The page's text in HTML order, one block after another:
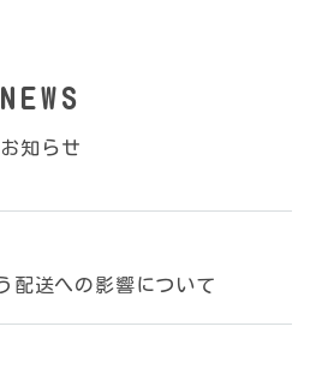
NEWS
お知らせ
配送への影響について